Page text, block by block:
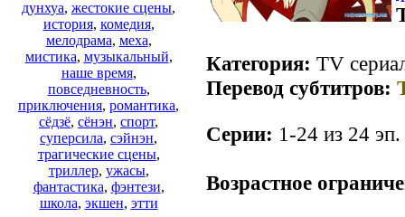
дунхуа, жестокие сцены,
история, комедия,
мелодрама, меха,
мистика, музыкальный,
наше время,
повседневность,
приключения, романтика,
сёдзё, сёнэн, спорт,
суперсила, сэйнэн,
трагические сцены,
триллер, ужасы,
фантастика, фэнтези,
школа, экшен, этти
Категория: TV
Перевод субтитров:
Серии: 1-24 из 24
Возрастное